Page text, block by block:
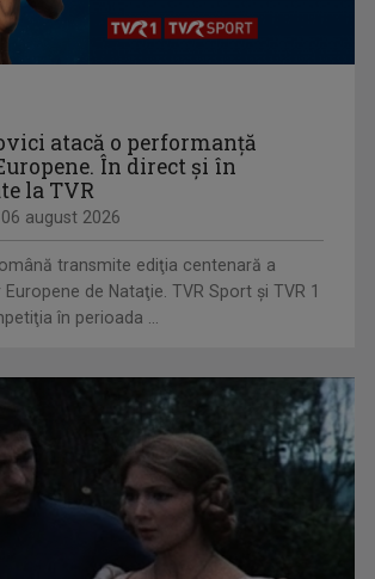
NEWS
audiovizualul românesc ...
Pojejena (Caraş-Severin), ...
atacă o performanţă
În direct şi în
la TVR
august 2026
transmite ediţia centenară a
de Nataţie. TVR Sport şi TVR 1
în perioada ...